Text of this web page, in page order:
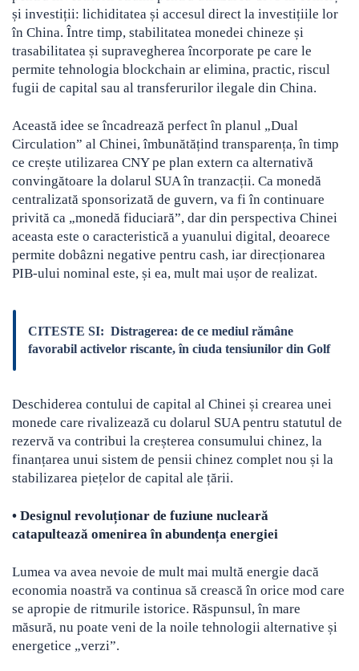
și investiții: lichiditatea și accesul direct la investițiile lor
în China. Între timp, stabilitatea monedei chineze și
trasabilitatea și supravegherea încorporate pe care le
permite tehnologia blockchain ar elimina, practic, riscul
fugii de capital sau al transferurilor ilegale din China.
Această idee se încadrează perfect în planul „Dual
Circulation” al Chinei, îmbunătățind transparența, în timp
ce crește utilizarea CNY pe plan extern ca alternativă
convingătoare la dolarul SUA în tranzacții. Ca monedă
centralizată sponsorizată de guvern, va fi în continuare
privită ca „monedă fiduciară”, dar din perspectiva Chinei
aceasta este o caracteristică a yuanului digital, deoarece
permite dobâzni negative pentru cash, iar direcționarea
PIB-ului nominal este, și ea, mult mai ușor de realizat.
CITESTE SI: Distragerea: de ce mediul rămâne
favorabil activelor riscante, în ciuda tensiunilor din Golf
Deschiderea contului de capital al Chinei și crearea unei
monede care rivalizează cu dolarul SUA pentru statutul de
rezervă va contribui la creșterea consumului chinez, la
finanțarea unui sistem de pensii chinez complet nou și la
stabilizarea piețelor de capital ale țării.
• Designul revoluționar de fuziune nucleară
catapultează omenirea în abundența energiei
Lumea va avea nevoie de mult mai multă energie dacă
economia noastră va continua să crească în orice mod care
se apropie de ritmurile istorice. Răspunsul, în mare
măsură, nu poate veni de la noile tehnologii alternative și
energetice „verzi”.